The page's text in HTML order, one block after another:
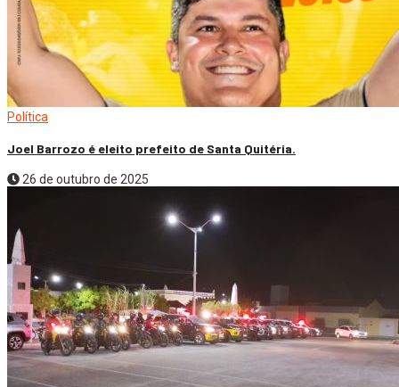
Política
Joel Barrozo é eleito prefeito de Santa Quitéria.
26 de outubro de 2025